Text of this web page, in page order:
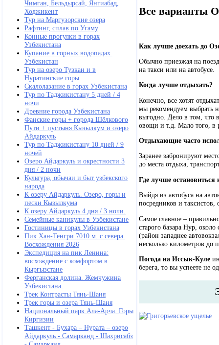
Чимган, Бельдырсай, Янгиабад,
Ходжикент
Тур на Маргузорские озера
Рафтинг, сплав по Угаму
Конные прогулки в горах
Узбекистана
Купание в горных водопадах.
Узбекистан
Тур на озеро Тузкан и в
Нуратинские горы
Скалолазание в горах Узбекистана
Тур по Таджикистану 5 дней / 4
ночи
Древние города Узбекистана
Фанские горы + города Шёлкового
Пути + пустыня Кызылкум и озеро
Айдаркуль
Тур по Таджикистану 10 дней / 9
ночей
Озеро Айдаркуль и окрестности 3
дня / 2 ночи
Культура, обычаи и быт узбекского
народа
К озеру Айдаркуль. Озеро, горы и
пески Кызылкума
К озеру Айдаркуль 4 дня / 3 ночи.
Семейные каникулы в Узбекистане
Гостиницы в горах Узбекистана
Пик Хан-Тенгри 7010 м. с севера.
Восхождения 2026
Экспедиция на пик Ленина:
восхождение с комфортом в
Кыргызстане
Ферганская долина. Жемчужина
Узбекистана.
Трек Контрасты Тянь-Шаня
Трек горы и озера Тянь-Шаня
Национальный парк Ала-Арча. Горы
Киргизии
Ташкент - Бухара – Нурата – озеро
Айдаркуль - Самарканд - Шахрисабз
Все варианты
Как лучше доехать до
Обычно приезжая на
на такси или на автобусе.
Когда лучше отдыхать?
Конечно, все хотят
мы рекомендуем выбрать
выгодно. Дело в том, что
овощи и т.д. Мало того, в
Отдыхающие часто
Заранее забронируют
до места отдыха,
Где лучше остановиться
Выйдя из автобуса на
посредников и
Самое главное –
старого базара Нур,
(район западнее
несколько километров до
Погода на Иссык-Куле
берега, то вы успеете не